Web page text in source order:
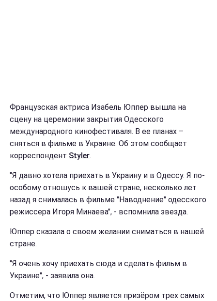
Французская актриса Изабель Юппер вышла на
сцену на церемонии закрытия Одесского
международного кинофестиваля. В ее планах –
сняться в фильме в Украине. Об этом сообщает
корреспондент Styler.
"Я давно хотела приехать в Украину и в Одессу. Я по-
особому отношусь к вашей стране, несколько лет
назад я снималась в фильме "Наводнение" одесского
режиссера Игоря Минаева", - вспомнила звезда.
Юппер сказала о своем желании сниматься в нашей
стране.
"Я очень хочу приехать сюда и сделать фильм в
Украине", - заявила она.
Отметим, что Юппер является призёром трех самых